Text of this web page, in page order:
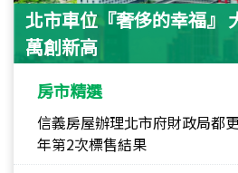
北市車位『奢侈的幸福』
萬創新高
房市精選
信義房屋辦理北市府財政局都
年第2次標售結果